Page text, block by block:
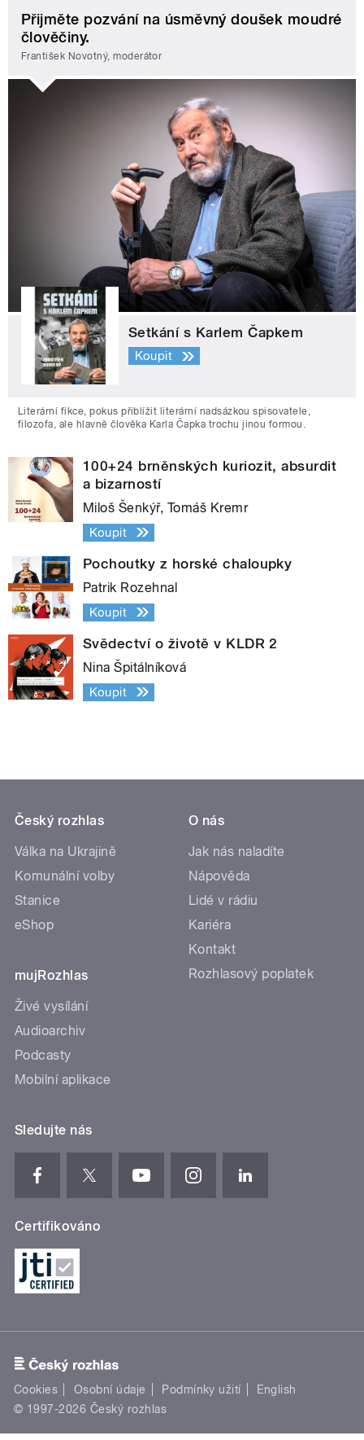
Přijměte pozvání na úsměvný doušek moudré
člověčiny.
František Novotný, moderátor
Setkání s Karlem Čapkem
Koupit
Literární fikce, pokus přiblížit literární nadsázkou spisovatele,
filozofa, ale hlavně člověka Karla Čapka trochu jinou formou.
100+24 brněnských kuriozit, absurdit
a bizarností
Miloš Šenkýř, Tomáš Kremr
Koupit
Pochoutky z horské chaloupky
Patrik Rozehnal
Koupit
Svědectví o životě v KLDR 2
Nina Špitálníková
Koupit
Český rozhlas
Válka na Ukrajině
Komunální volby
Stanice
eShop
mujRozhlas
Živé vysílání
Audioarchiv
Podcasty
Mobilní aplikace
O nás
Jak nás naladíte
Nápověda
Lidé v rádiu
Kariéra
Kontakt
Rozhlasový poplatek
Sledujte nás
Certifikováno
Cookies Osobní údaje Podmínky užití
English
© 1997-2026 Český rozhlas